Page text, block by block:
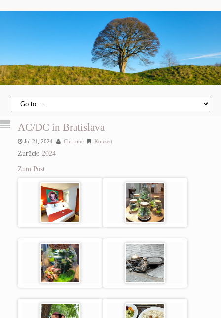
AC/DC in Bratislava
Jul 21, 2024 Christine Konzert
Zurück: 2024
Zum Post